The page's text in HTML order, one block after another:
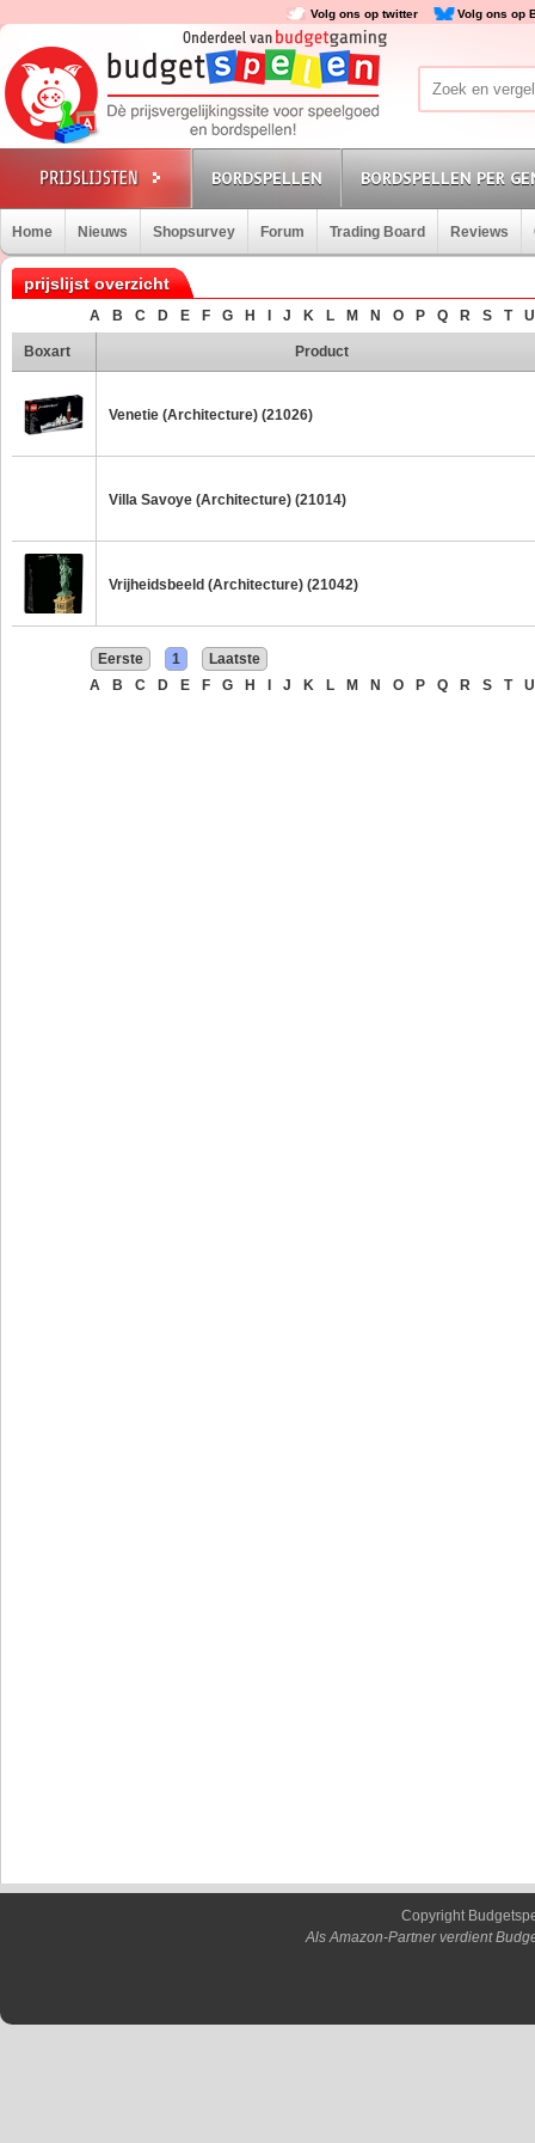
Volg ons op twitter Volg ons op
BORDSPELLEN BORDSPELLEN PER
Home Nieuws Shopsurvey Forum Trading Board Reviews
prijslijst overzicht
A B C D E F G H J K L M N O P Q R S T U
Boxart Product
Venetie (Architecture) (21026)
Villa Savoye (Architecture) (21014)
Vrijheidsbeeld (Architecture) (21042)
Eerste 1
Laatste
A
B C D E F G H J K L M N O P Q R S T U
Copyright
Als Amazon-Partner verdient